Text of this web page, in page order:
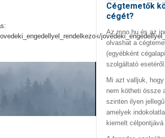
Cégtemetők
cégét?
Az mno.hu és az
olvashat a
(egyébként
szolgáltató esetéről.
Mi azt valljuk,
nem kötheti össze
szinten ilyen
amelyek
kiemelt